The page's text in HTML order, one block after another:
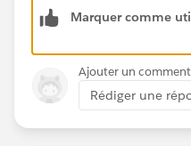
Marquer comme
Ajouter un
Rédiger une